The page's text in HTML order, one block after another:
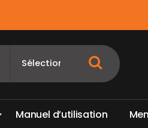
Manuel d’utilisation Men